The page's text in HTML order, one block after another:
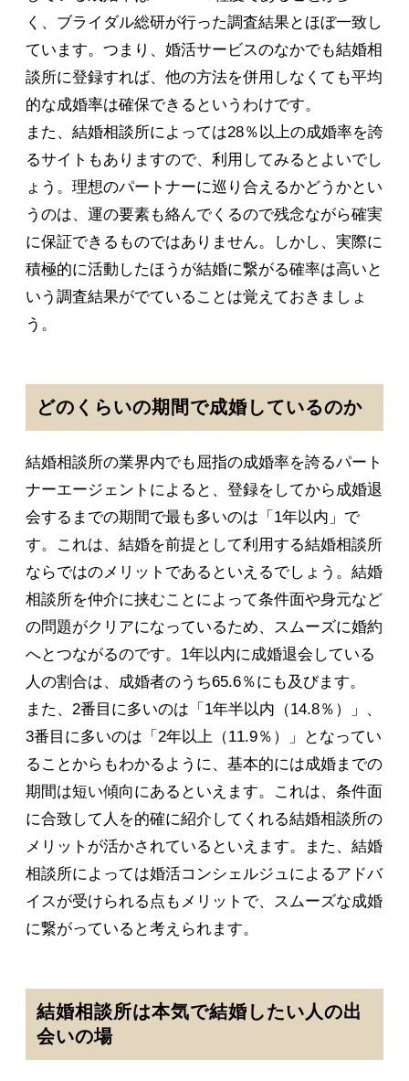
く、ブライダル総研が行った調査結果とほぼ一致し
ています。つまり、婚活サービスのなかでも結婚相
談所に登録すれば、他の方法を併用しなくても平均
的な成婚率は確保できるというわけです。
また、結婚相談所によっては28％以上の成婚率を誇
るサイトもありますので、利用してみるとよいでし
ょう。理想のパートナーに巡り合えるかどうかとい
うのは、運の要素も絡んでくるので残念ながら確実
に保証できるものではありません。しかし、実際に
積極的に活動したほうが結婚に繋がる確率は高いと
いう調査結果がでていることは覚えておきましょ
う。
どのくらいの期間で成婚しているのか
結婚相談所の業界内でも屈指の成婚率を誇るパート
ナーエージェントによると、登録をしてから成婚退
会するまでの期間で最も多いのは「1年以内」で
す。これは、結婚を前提として利用する結婚相談所
ならではのメリットであるといえるでしょう。結婚
相談所を仲介に挟むことによって条件面や身元など
の問題がクリアになっているため、スムーズに婚約
へとつながるのです。1年以内に成婚退会している
人の割合は、成婚者のうち65.6％にも及びます。
また、2番目に多いのは「1年半以内（14.8％）」、
3番目に多いのは「2年以上（11.9％）」となってい
ることからもわかるように、基本的には成婚までの
期間は短い傾向にあるといえます。これは、条件面
に合致して人を的確に紹介してくれる結婚相談所の
メリットが活かされているといえます。また、結婚
相談所によっては婚活コンシェルジュによるアドバ
イスが受けられる点もメリットで、スムーズな成婚
に繋がっていると考えられます。
結婚相談所は本気で結婚したい人の出
会いの場